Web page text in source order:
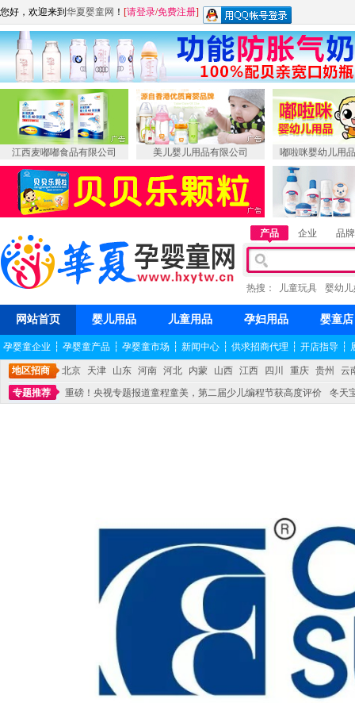
您好，欢迎来到 华夏婴童网 ！ [请登录/免费注册]
江西麦嘟嘟食品有限公司 美儿婴儿用品有限公司 嘟啦咪婴幼儿用
产品 企业 品牌
热搜： 儿童玩具 婴幼
网站首页 婴儿用品 儿童用品 孕妇用品 婴童店
孕婴童企业 ┆ 孕婴童产品 ┆ 孕婴童市场 ┆ 新闻中心 ┆ 供求招商代理 ┆ 开店指导 ┆
地区招商 北京 天津 山东 河南 河北 内蒙 山西 江西 四川 重庆 贵州
云
专题推荐
重磅！央视专题报道童程童美，第二届少儿编程节获高度评价
冬天